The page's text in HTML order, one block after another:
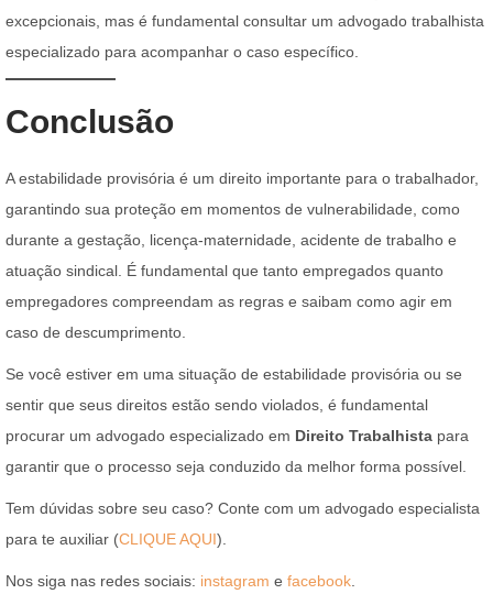
excepcionais, mas é fundamental consultar um advogado trabalhista
especializado para acompanhar o caso específico.
Conclusão
A estabilidade provisória é um direito importante para o trabalhador,
garantindo sua proteção em momentos de vulnerabilidade, como
durante a gestação, licença-maternidade, acidente de trabalho e
atuação sindical. É fundamental que tanto empregados quanto
empregadores compreendam as regras e saibam como agir em
caso de descumprimento.
Se você estiver em uma situação de estabilidade provisória ou se
sentir que seus direitos estão sendo violados, é fundamental
procurar um advogado especializado em Direito Trabalhista para
garantir que o processo seja conduzido da melhor forma possível.
Tem dúvidas sobre seu caso? Conte com um advogado especialista
para te auxiliar (CLIQUEAQUI).
Nos siga nas redes sociais: instagram e facebook